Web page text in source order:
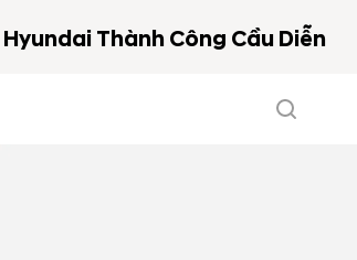
Hyundai Thành Công Cầu Diễn